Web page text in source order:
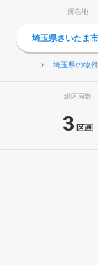
所在地
埼玉県さいたま
埼玉県の物
総区画数
3 区画